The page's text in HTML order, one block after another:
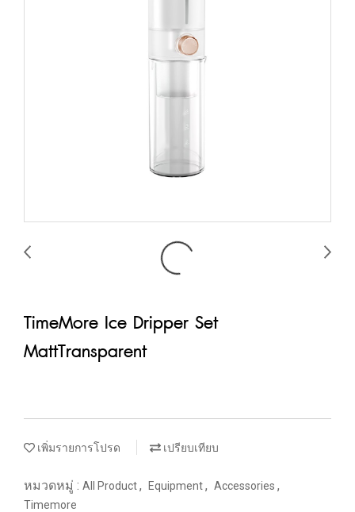
TimeMore Ice Dripper Set
MattTransparent
เพิ่มรายการโปรด เปรียบเทียบ
หมวดหมู่ : All Product, Equipment, Accessories ,
Timemore